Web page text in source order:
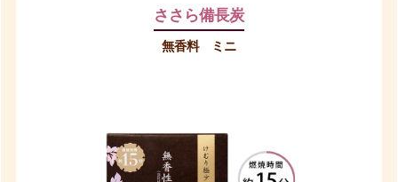
ささら備長炭
無香料 ミニ